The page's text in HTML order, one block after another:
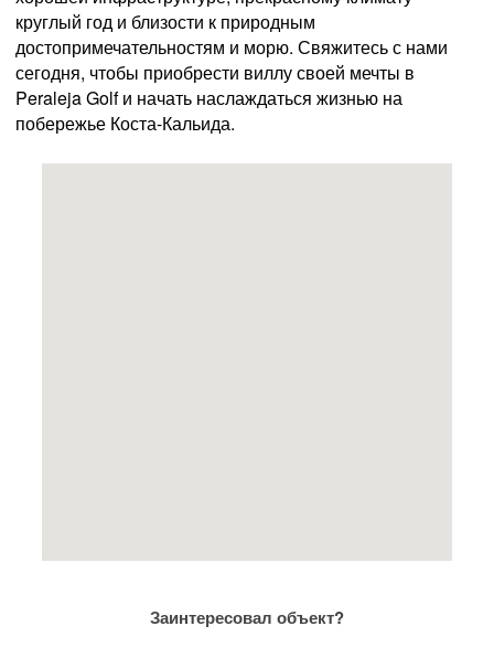
круглый год и близости к природным
достопримечательностям и морю. Свяжитесь с нами
сегодня, чтобы приобрести виллу своей мечты в
Peraleja Golf и начать наслаждаться жизнью на
побережье Коста-Кальида.
Заинтересовал объект?